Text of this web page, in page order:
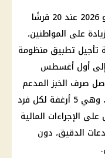
يظل سعر رغيف الخبز المدعم في يوليو 2026 عند 20 قرشًا
على المواطنين،
تأجيل تطبيق منظومة
إلى أول أغسطس
صرف الخبز المدعم
بنفس السعر والحصة اليومية المعتادة، وهي 5 أرغفة لكل فرد
الإجراءات المالية
الدقيق، دون